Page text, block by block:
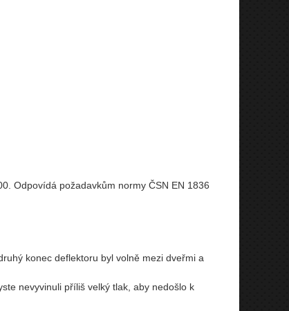
Odpovídá požadavkům normy ČSN EN 1836
konec deflektoru byl volně mezi dveřmi a
nevyvinuli příliš velký tlak, aby nedošlo k